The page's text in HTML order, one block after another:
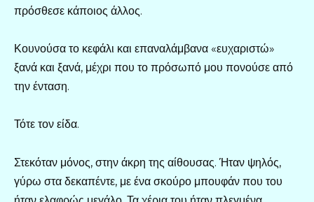
πρόσθεσε κάποιος άλλος.
Κουνούσα το κεφάλι και επαναλάμβανα «ευχαριστώ»
ξανά και ξανά, μέχρι που το πρόσωπό μου πονούσε από
την ένταση.
Τότε τον είδα.
Στεκόταν μόνος, στην άκρη της αίθουσας. Ήταν ψηλός,
γύρω στα δεκαπέντε, με ένα σκούρο μπουφάν που του